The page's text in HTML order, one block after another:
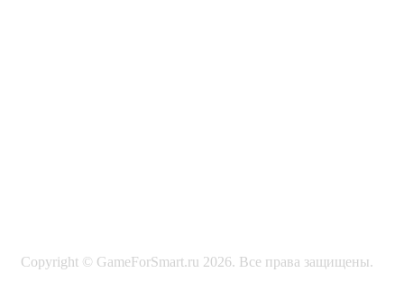
Copyright © GameForSmart.ru 2026. Все права защищены.